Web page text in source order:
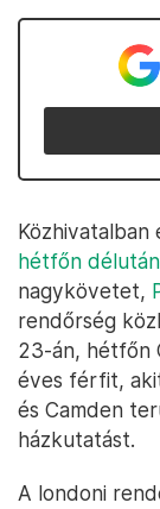
Közhivatalban
hétfőn
nagykövetet,
rendőrség
23-án, hétfőn
éves férfit,
és Camden
házkutatást.
A londoni